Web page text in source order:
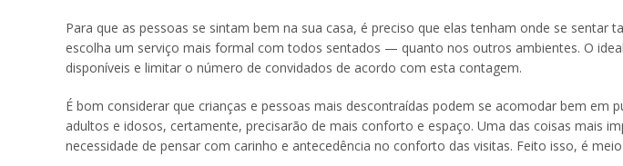
Para que as pessoas se sintam bem na sua casa, é preciso que elas tenham onde se
escolha um serviço mais formal com todos sentados — quanto nos outros ambientes. O
disponíveis e limitar o número de convidados de acordo com esta contagem.
É bom considerar que crianças e pessoas mais descontraídas podem se acomodar bem em
adultos e idosos, certamente, precisarão de mais conforto e espaço. Uma das coisas mais
necessidade de pensar com carinho e antecedência no conforto das visitas. Feito isso, é